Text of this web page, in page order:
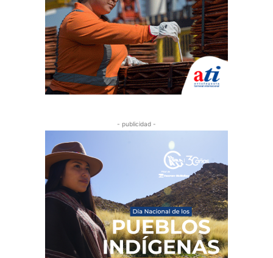
- publicidad -